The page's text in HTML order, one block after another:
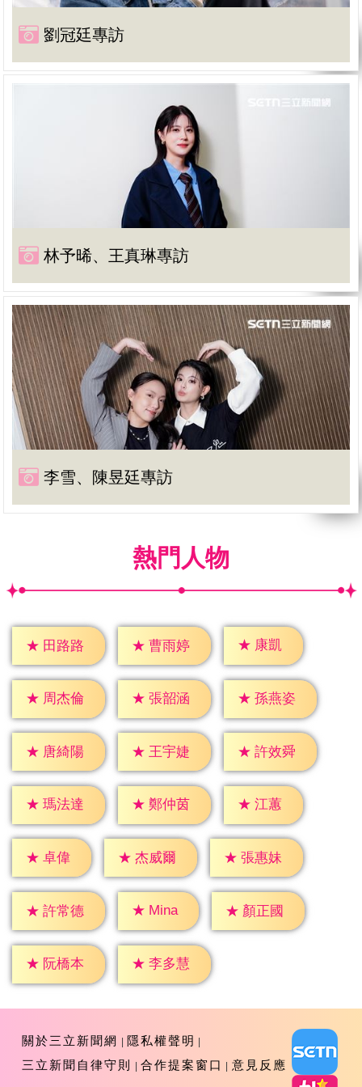
劉冠廷專訪
林予晞、王真琳專訪
李雪、陳昱廷專訪
熱門人物
★ 田路路 ★ 曹雨婷 ★ 康凱
★ 周杰倫 ★ 張韶涵 ★ 孫燕姿
★ 唐綺陽 ★ 王宇婕 ★ 許效舜
★ 瑪法達 ★ 鄭仲茵 ★ 江蕙
★ 卓偉 ★ 杰威爾 ★ 張惠妹
★ 許常德 ★ Mina ★ 顏正國
★ 阮橋本 ★ 李多慧
關於三立新聞網
隱私權聲明
三立新聞自律守則
合作提案窗口 意見反應